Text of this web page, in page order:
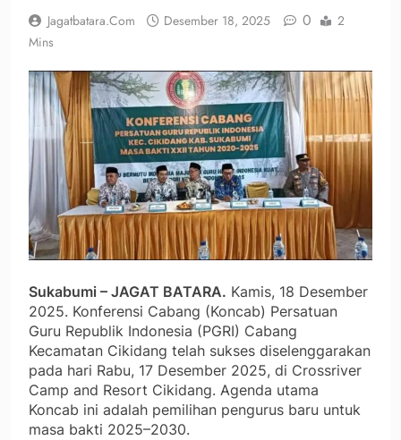
Jagatbatara.com Desember 18, 2025 0
2
Mins
Sukabumi – JAGAT BATARA. Kamis, 18 Desember
2025. Konferensi Cabang (Koncab) Persatuan
Guru Republik Indonesia (PGRI) Cabang
Kecamatan Cikidang telah sukses diselenggarakan
pada hari Rabu, 17 Desember 2025, di Crossriver
Camp and Resort Cikidang. Agenda utama
Koncab ini adalah pemilihan pengurus baru untuk
masa bakti 2025–2030.